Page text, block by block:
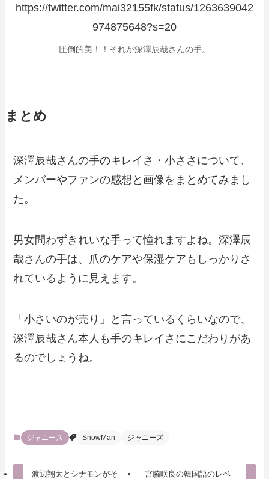
https://twitter.com/mai32155fk/status/1263639042
974875648?s=20
圧倒的美！！それが深澤辰哉さんの手。
まとめ
深澤辰哉さんの手のキレイさ・小ささについて、
メンバーやファンの感想と画像をまとめてみまし
た。
男女問わずきれいな手って憧れますよね。深澤辰
哉さんの手は、爪のケアや保湿ケアもしっかりさ
れているように見えます。
「小さいのが売り」と言っているくらいなので、
深澤辰哉さん本人も手のキレイさにこだわりがあ
るのでしょうね。
ジャニーズ SnowMan ジャニーズ
渡辺翔太とシナモンがそ
宮脇咲良の韓国語のレベ